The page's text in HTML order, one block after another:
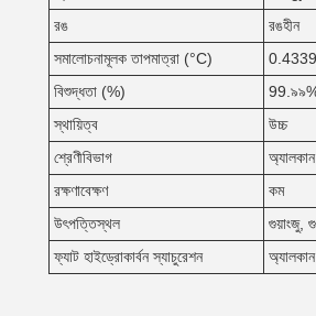
রঙ
রঙহীন
সমালোচনামূলক তাপমাত্রা (°C)
0.4339
বিশুদ্ধতা (%)
স্থায়িত্ব
উচ্চ
শ্রেণীবিভাগ
অ্যালকান
রক্ষণাবেক্ষণ
কম
উৎপত্তিস্থল
গুয়াংজু,
ফ্যাট হাইড্রোকার্বন স্যাচুরেশন
অ্যালকান